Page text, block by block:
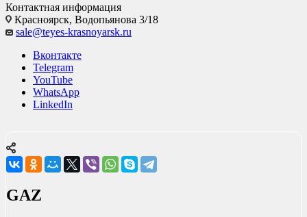
Контактная информация
Красноярск, Водопьянова 3/18
sale@teyes-krasnoyarsk.ru
Вконтакте
Telegram
YouTube
WhatsApp
LinkedIn
GAZ